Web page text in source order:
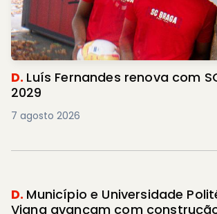
D. Luís Fernandes renova com
2029
7 agosto 2026
D. Município e Universidade
Viana avançam com